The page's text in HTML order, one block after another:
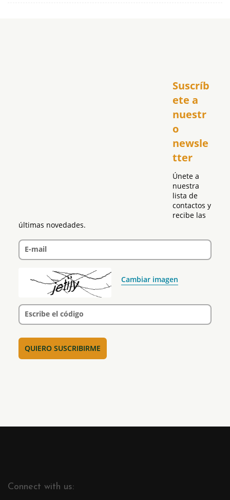
Suscríb
ete a
nuestr
o
newsle
tter
Únete a
nuestra
lista de
contactos y
recibe las
últimas novedades.
E-mail
Cambiar imagen
Escribe el código
Connect with us: